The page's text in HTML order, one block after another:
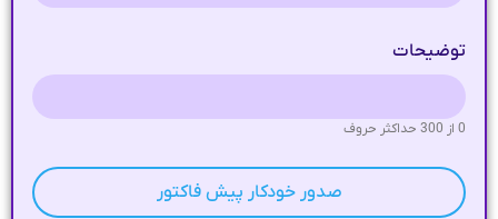
توضیحات
0 از 300 حداکثر حروف